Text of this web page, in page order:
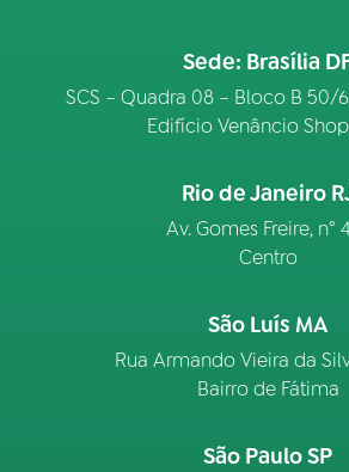
Sede: Brasília
SCS – Quadra 08 – Bloco B 50/
Edifício Venâncio
Rio de Janeiro
Av. Gomes Freire, n°
Centro
São Luís MA
Rua Armando Vieira da
Bairro de Fátima
São Paulo SP